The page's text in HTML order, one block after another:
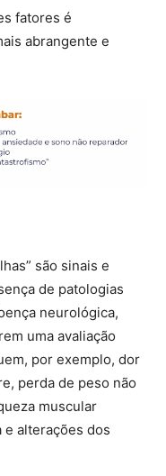
fatores é
abrangente e
são sinais e
de patologias
neurológica,
uma avaliação
por exemplo, dor
perda de peso não
muscular
alterações dos